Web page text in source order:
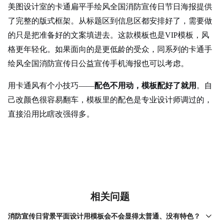
美图设计室的卡通扁平手绘风全国消防宣传日节日海报提供
了完整的版式框架。从标题区到信息区都安排好了，需要做
的只是把准备好的文案填进去。这款模板也是VIP模板，风
格更年轻化。如果面向的是更低龄的受众，同系列的卡通手
绘风全国消防宣传日公益宣传手机海报也可以考虑。
用卡通风有个小技巧——配色不用动，模板配好了就用 。自
己改颜色很容易翻车，模板里的配色是专业设计师调过的，
直接沿用比瞎改强得多。
相关问题
消防宣传日背景平面设计用模板会不会显得太普通、没有特色？